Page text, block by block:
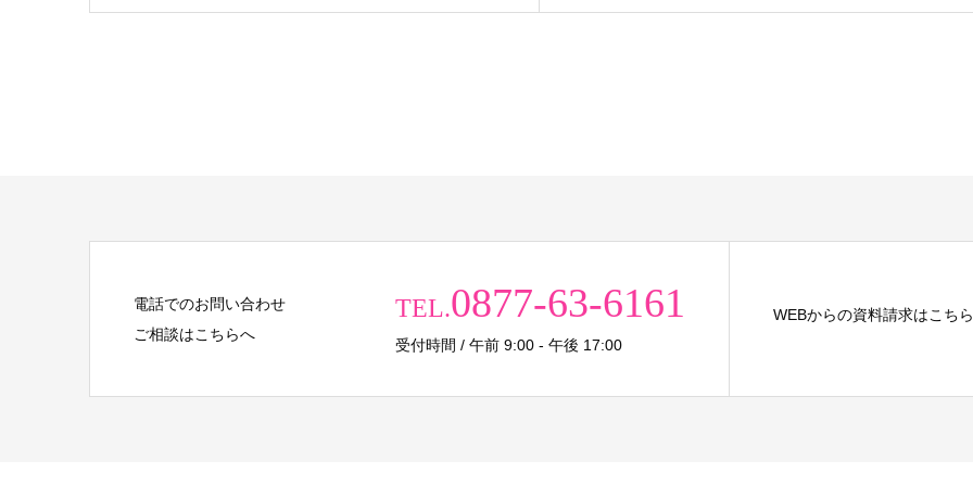
電話でのお問い合わせ
ご相談はこちらへ
TEL.0877-63-6161
受付時間 / 午前 9:00 - 午後 17:00
WEBからの資料請求はこちら